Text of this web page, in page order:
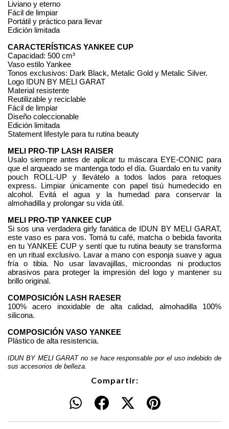
Liviano y eterno
Fácil de limpiar
Portátil y práctico para llevar
Edición limitada
CARACTERÍSTICAS YANKEE CUP
Capacidad: 500 cm³
Vaso estilo Yankee
Tonos exclusivos: Dark Black, Metalic Gold y Metalic Silver.
Logo IDUN BY MELI GARAT
Material resistente
Reutilizable y reciclable
Fácil de limpiar
Diseño coleccionable
Edición limitada
Statement lifestyle para tu rutina beauty
MELI PRO-TIP LASH RAISER
Usalo siempre antes de aplicar tu máscara EYE-CONIC para
que el arqueado se mantenga todo el día. Guardalo en tu vanity
pouch ROLL-UP y llevátelo a todos lados para retoques
express. Limpiar únicamente con papel tisú humedecido en
alcohol. Evitá el agua y la humedad para conservar la
almohadilla y prolongar su vida útil.
MELI PRO-TIP YANKEE CUP
Si sos una verdadera girly fanática de IDUN BY MELI GARAT,
este vaso es para vos. Tomá tu café, matcha o bebida favorita
en tu YANKEE CUP y sentí que tu rutina beauty se transforma
en un ritual exclusivo. Lavar a mano con esponja suave y agua
fría o tibia. No usar lavavajillas, microondas ni productos
abrasivos para proteger la impresión del logo y mantener su
brillo original.
COMPOSICIÓN LASH RAESER
100% acero inoxidable de alta calidad, almohadilla 100%
silicona.
COMPOSICIÓN VASO YANKEE
Plástico de alta resistencia.
IDUN BY MELI GARAT no se hace responsable por el uso indebido de
sus accesorios de belleza.
Compartir: